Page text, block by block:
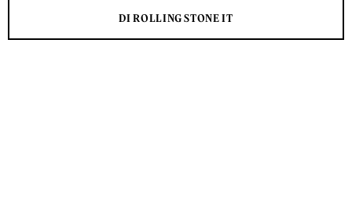
DI ROLLING STONE IT